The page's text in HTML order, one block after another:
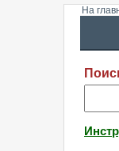
На